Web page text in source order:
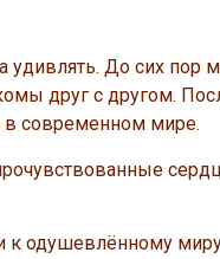
удивлять. До сих пор
друг с другом.
в современном мире.
к одушевлённому